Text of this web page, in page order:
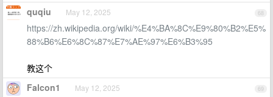
68
quqiu May 12, 2025
https://zh.wikipedia.org/wiki/%E4%BA%8C%E9%80%B2%E5%
88%B6%E6%8C%87%E7%AE%97%E6%B3%95
教这个
69
Falcon1 May 12, 2025